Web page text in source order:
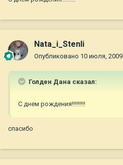
Nata_i_Stenli
Опубликовано 10 июля, 2009
Голден Дана сказал:
С днем рождения!!!!!!!!!
спасибо